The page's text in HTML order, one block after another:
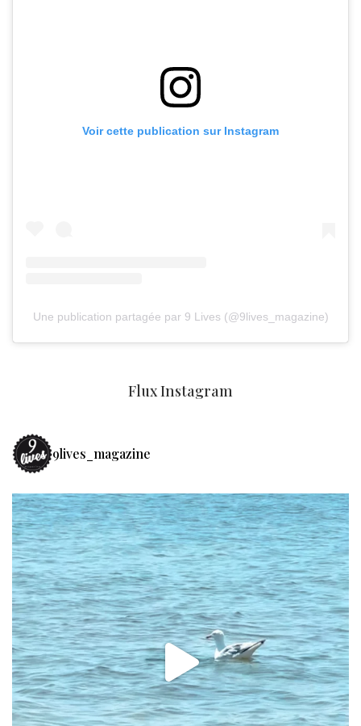
Voir cette publication sur Instagram
Une publication partagée par 9 Lives (@9lives_magazine)
Flux Instagram
9lives_magazine